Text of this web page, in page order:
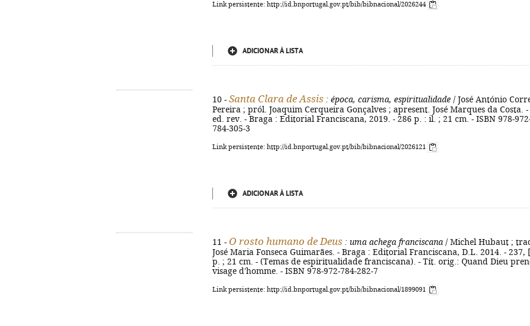
Link persistente: http://id.bnportugal.gov.pt/bib/bibnacional/2026244
ADICIONAR À LISTA
10 - Santa Clara de Assis : época, carisma, espiritualidade / José António
Pereira ; pról. Joaquim Cerqueira Gonçalves ; apresent. José Marques da Costa. -
ed. rev. - Braga : Editorial Franciscana, 2019. - 286 p. : il. ; 21 cm. - ISBN 978-
784-305-3
Link persistente: http://id.bnportugal.gov.pt/bib/bibnacional/2026121
ADICIONAR À LISTA
11 - O rosto humano de Deus : uma achega franciscana / Michel Hubaut ;
José Maria Fonseca Guimarães. - Braga : Editorial Franciscana, D.L. 2014. - 237,
p. ; 21 cm. - (Temas de espiritualidade franciscana). - Tít. orig.: Quand Dieu
visage d'homme. - ISBN 978-972-784-282-7
Link persistente: http://id.bnportugal.gov.pt/bib/bibnacional/1899091